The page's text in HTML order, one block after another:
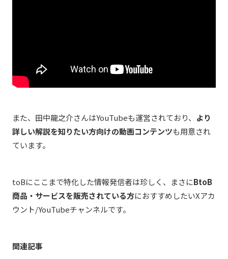
また、田中龍之介さんはYouTubeも運営されており、 より
詳しい解説を知りたい方向けの動画コンテンツも用意され
ています。
toBにここまで特化した情報発信者は珍しく、まさにBtoB
商品・サービスを販売されている方におすすめしたいXアカ
ウント/YouTubeチャンネルです。
関連記事